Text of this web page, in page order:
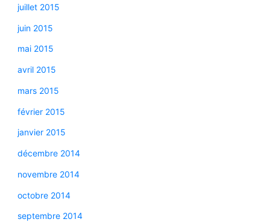
juillet 2015
juin 2015
mai 2015
avril 2015
mars 2015
février 2015
janvier 2015
décembre 2014
novembre 2014
octobre 2014
septembre 2014